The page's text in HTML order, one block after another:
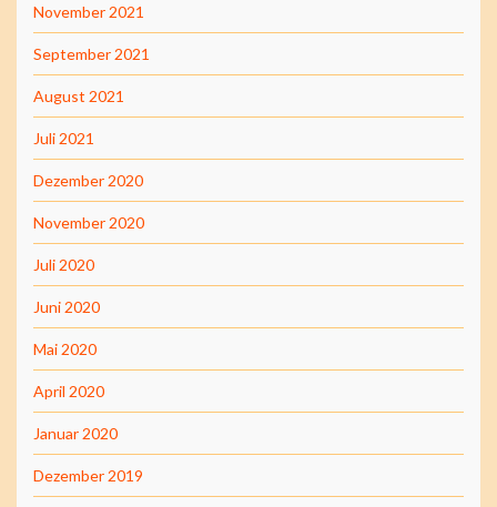
November 2021
September 2021
August 2021
Juli 2021
Dezember 2020
November 2020
Juli 2020
Juni 2020
Mai 2020
April 2020
Januar 2020
Dezember 2019